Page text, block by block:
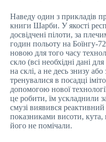
Наведу один з прикладів
книги Шарби. У якості
досвідчені пілоти, за
годин польоту на Боїнгу-
новою для того часу
скло (всі необхідні дані
на склі, а не десь знизу
тренувалися в посадці
допомогою нової
це робити, їм ускладнили
смузі виявився реактивний
показниками висоти, кута,
його не помічали.